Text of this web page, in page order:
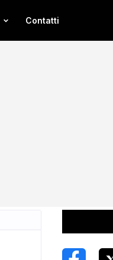
Contatti